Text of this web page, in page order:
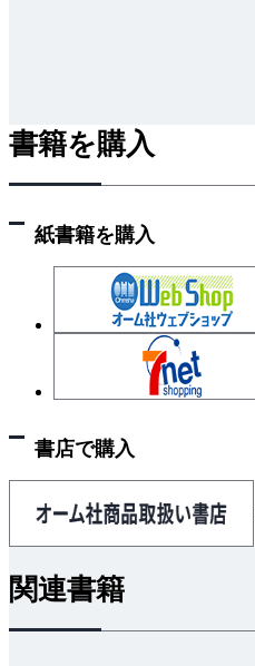
5-3 電気量の測定
5-4 電気応用計測
書籍を購入
紙書籍を購入
書店で購入
関連書籍